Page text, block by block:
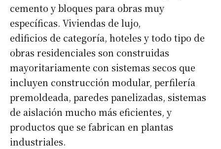
cemento y bloques para obras muy
específicas. Viviendas de lujo,
edificios de categoría, hoteles y todo tipo de
obras residenciales son construidas
mayoritariamente con sistemas secos que
incluyen construcción modular, perfilería
premoldeada, paredes panelizadas, sistemas
de aislación mucho más eficientes, y
productos que se fabrican en plantas
industriales.